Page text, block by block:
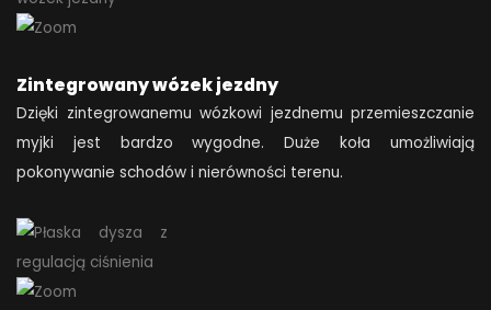
Zintegrowany wózek jezdny
Dzięki zintegrowanemu wózkowi jezdnemu przemieszczanie
myjki jest bardzo wygodne. Duże koła umożliwiają
pokonywanie schodów i nierówności terenu.